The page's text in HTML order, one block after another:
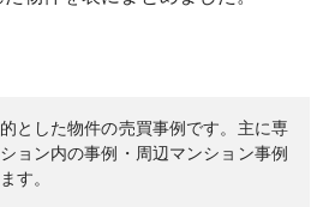
とした物件の売買事例です。 主に専
ョン内の事例・周辺マンション事例
す。